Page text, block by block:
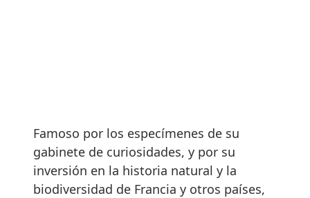
Famoso por los especímenes de su
gabinete de curiosidades, y por su
inversión en la historia natural y la
biodiversidad de Francia y otros países,